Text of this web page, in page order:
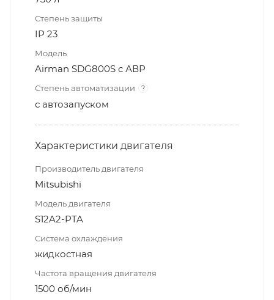
Степень защиты
IP 23
Модель
Airman SDG800S с АВР
Степень автоматизации ?
с автозапуском
Характеристики двигателя
Производитель двигателя
Mitsubishi
Модель двигателя
S12A2-PTA
Система охлаждения
жидкостная
Частота вращения двигателя
1500 об/мин